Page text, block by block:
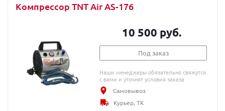
Компрессор TNT Air AS-176
10 500 руб.
Под заказ
Наши менеджеры обязательно свяжутся
с вами и уточнят условия заказа
Самовывоз
Курьер, ТК